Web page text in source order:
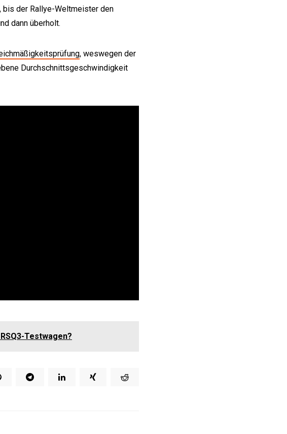
bis der Rallye-Weltmeister den
dann überholt.
, weswegen der
Durchschnittsgeschwindigkeit
Testwagen?